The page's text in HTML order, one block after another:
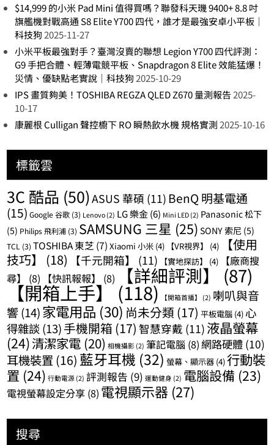
$14,999 的小米 Pad Mini 值得買嗎？聯發科天璣 9400+ 8.8 吋
旗艦機對戰高通 S8 Elite Y700 四代，誰才是最強安卓小平板｜
科技狗 2025-11-27
小米平板最強對手？臺灣沒賣的聯想 Legion Y700 四代評測：
G9 手把合體、輕薄電競平板、Snapdragon 8 Elite 效能猛爆！
災情、優缺點老實說｜科技狗 2025-10-29
IPS 畫質夠美！TOSHIBA REGZA QLED Z670 量測報告2025-
10-17
康麗根 Culligan 聲控櫥下 RO 瞬熱飲水機 規格實測 2025-10-16
標籤雲
3C 酷品 (50)ASUS 華碩 (11) BenQ 明基電通
(15) Google 谷歌 (3) Lenovo (2) LG 樂金(6) Mini LED (2) Panasonic 松下
(5) Philips 飛利浦 (3) SAMSUNG 三星 (25) SONY 索尼 (5)
TCL (3) TOSHIBA 東芝 (7) Xiaomi 小米 (4) 【VR視界】 (4)
【使用
技巧】
(18) 【千元開箱】 (11) 【實地探訪】 (4)
【廠商搜
尋】
(8) 【快訊報報】 (8) 【詳細評測】 (87)
【開箱上手】(118) 【開箱首播】 (2) 喇叭與音
響 (14)家電用品 (30) 尚未分類 (17) 平板電腦 (4) 心
得雜談 (13)手機開箱 (17) 智慧穿戴 (11) 液晶螢幕
(24)清潔家電 (20) 相機攝影 (2) 筆記電腦 (8)網路硬體 (10)
耳機裝置 (16) 藍牙耳機 (32) 螢幕、顯示器 (4)行動裝
置 (24) 行動電源 (2) 評測報告 (9) 運動健身 (2) 電腦設備 (23)
電視螢幕設定分享 (8) 電視顯示器 (27)
搜尋